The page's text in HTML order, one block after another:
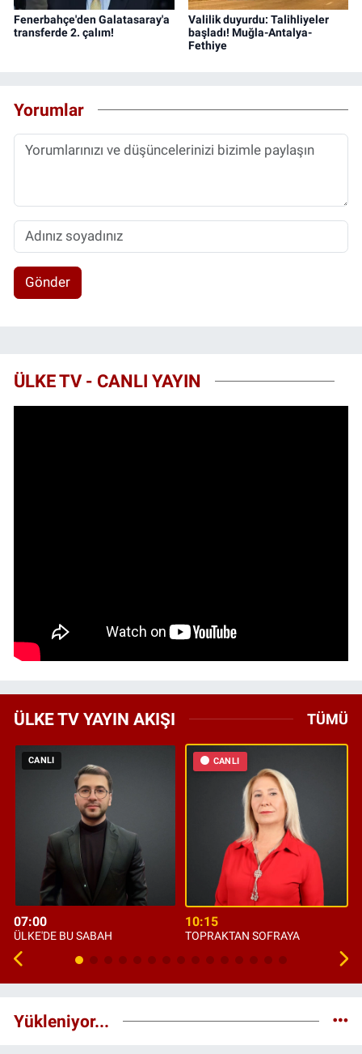
Fenerbahçe'den Galatasaray'a
transferde 2. çalım!
Valilik duyurdu: Talihliyeler
başladı! Muğla-Antalya-
Fethiye
Yorumlar
Gönder
ÜLKE TV - CANLI YAYIN
ÜLKE TV YAYIN AKIŞI TÜMÜ
CANLI
07:00
ÜLKE'DE BU SABAH
CANLI
10:15
TOPRAKTAN SOFRAYA
Yükleniyor...